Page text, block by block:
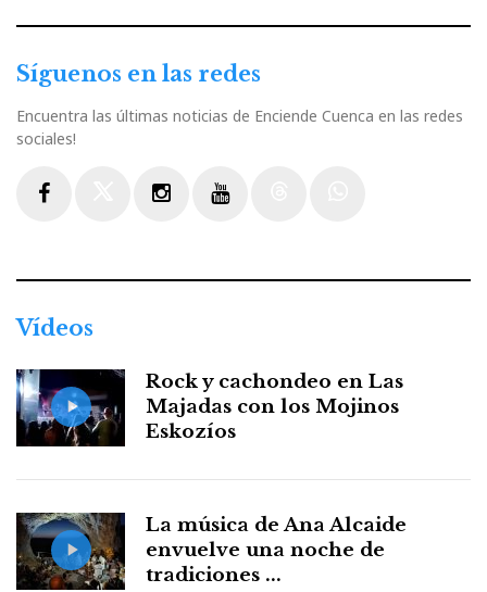
Síguenos en las redes
Encuentra las últimas noticias de Enciende Cuenca en las redes
sociales!
Vídeos
Rock y cachondeo en Las
Majadas con los Mojinos
Eskozíos
La música de Ana Alcaide
envuelve una noche de
tradiciones ...